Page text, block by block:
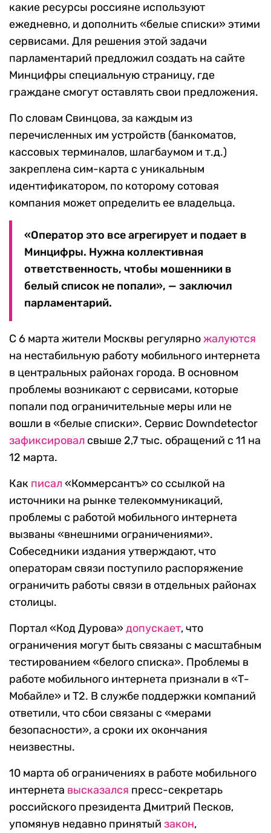
какие ресурсы россияне используют
ежедневно, и дополнить «белые списки» этими
сервисами. Для решения этой задачи
парламентарий предложил создать на сайте
Минцифры специальную страницу, где
граждане смогут оставлять свои предложения.
По словам Свинцова, за каждым из
перечисленных им устройств (банкоматов,
кассовых терминалов, шлагбаумом и т.д.)
закреплена сим-карта с уникальным
идентификатором, по которому сотовая
компания может определить ее владельца.
«Оператор это все агрегирует и подает в
Минцифры. Нужна коллективная
ответственность, чтобы мошенники в
белый список не попали», — заключил
парламентарий.
С 6 марта жители Москвы регулярножалуются
на нестабильную работу мобильного интернета
в центральных районах города. В основном
проблемы возникают с сервисами, которые
попали под ограничительные меры или не
вошли в «белые списки». Сервис Downdetector
зафиксировал свыше 2,7 тыс. обращений с 11 на
12 марта.
Как писал «Коммерсантъ» со ссылкой на
источники на рынке телекоммуникаций,
проблемы с работой мобильного интернета
вызваны «внешними ограничениями».
Собеседники издания утверждают, что
операторам связи поступило распоряжение
ограничить работы связи в отдельных районах
столицы.
Портал «Код Дурова»допускает, что
ограничения могут быть связаны с масштабным
тестированием «белого списка». Проблемы в
работе мобильного интернета признали в «Т-
Мобайле» и Т2. В службе поддержки компаний
ответили, что сбои связаны с «мерами
безопасности», а сроки их окончания
неизвестны.
10 марта об ограничениях в работе мобильного
интернета высказался пресс-секретарь
российского президента Дмитрий Песков,
упомянув недавно принятый закон,